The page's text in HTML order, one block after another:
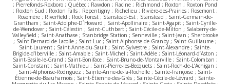
; Pierrefonds-Roxboro ; Québec ; Rawdon ; Racine ; Richmond ; Roxton ; Roxton Pond
; Roxton Sud ; Roxton Falls ; Repentigny ; Richelieu ; Rivière-des-Prairies ; Rosemont ;
Rosemère ; Riverfield ; Rock Forest ; Stanstead-Est ; Stanstead ; Saint-Germain-de-
Grantham ; Saint-Adolphe-D`Howard ; Saint-Apollinaire ; Saint-Agapit ; Saint-Cyrille-
de-Wendover ; Saint-Célestin ; Saint-Cuthbert ; Saint-Cécile-de-Milton ; Salaberry-de-
Valleyfield ; Saint-Anathase ; Stanbridge Station ; Senneville ; Saint-Jean ; Sherbrooke
; Saint-Bernard-de-Lacolle ; Saint-Luc ; Saint-Alphonse-de-Granby ; Saint-Guillaume ;
Saint-Laurent ; Saint-Anne-du-Sault ; Saint-Sylvestre ; Saint-Alexandre ; Sainte-
Brigide-d’Iberville ; Saint-Amable ; Saint-Michel ; Saint-Adèle ; Saint-Léonard-d’Aston ;
Saint-Basile-le-Grand ; Saint-Boniface ; Saint-Bruno-de-Montarville ; Saint-Colomban ;
Saint-Constant ; Saint-Mathieu ; Saint-Pierre-les-Becquets ; Saint-Roch-de-L’Achigan ;
Saint-Alphonse-Rodriguez ; Sainte-Anne-de-la-Rochelle ; Sainte-Françoise ; Saint-
Étienne-de-Beauharnois ; Saint-Étienne-des-Grès ; Sainte-Cécile-de-Lévrard ; Sainte-